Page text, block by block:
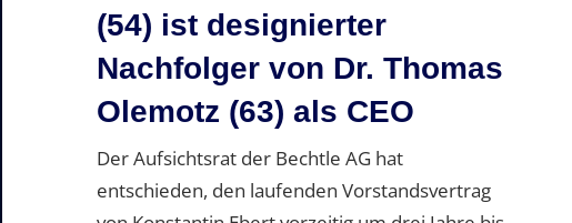
(54) ist designierter
Nachfolger von Dr. Thomas
Olemotz (63) als CEO
Der Aufsichtsrat der Bechtle AG hat
entschieden, den laufenden Vorstandsvertrag